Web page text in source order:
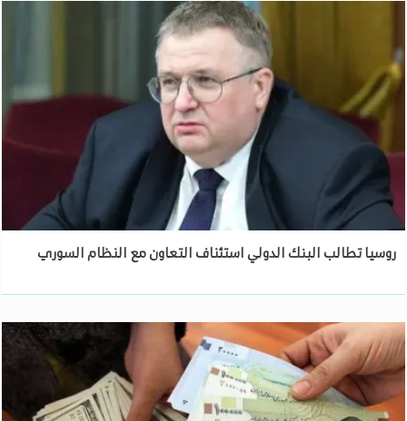
روسيا تطالب البنك الدولي استئناف التعاون مع النظام السوري